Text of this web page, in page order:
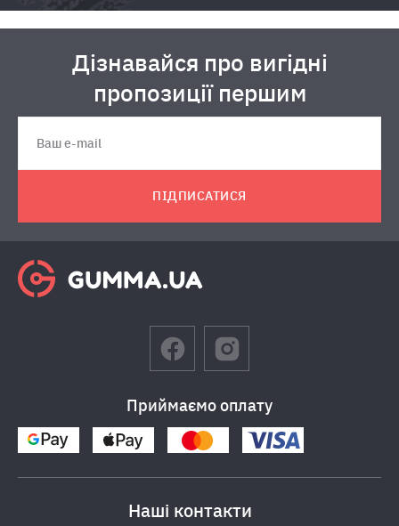
Дізнавайся про вигідні
пропозиції першим
ПІДПИСАТИСЯ
Приймаємо оплату
Наші контакти